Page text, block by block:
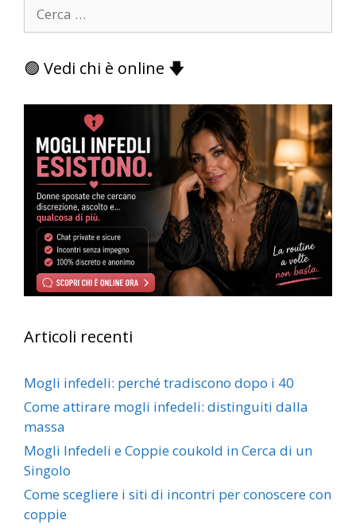
per:
🟢 Vedi chi è online 🡇
Articoli recenti
Mogli infedeli: perché tradiscono dopo i 40
Come attirare mogli infedeli: distinguiti dalla
massa
Mogli Infedeli e Coppie coukold in Cerca di un
Singolo
Come scegliere i siti di incontri per conoscere con
coppie